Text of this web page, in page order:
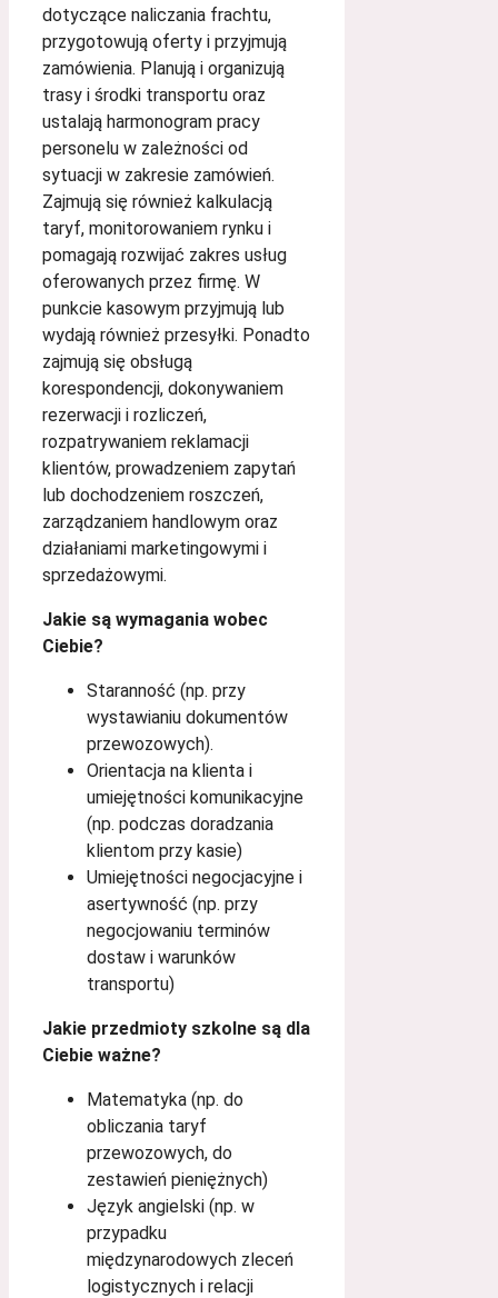
dotyczące naliczania frachtu,
przygotowują oferty i przyjmują
zamówienia. Planują i organizują
trasy i środki transportu oraz
ustalają harmonogram pracy
personelu w zależności od
sytuacji w zakresie zamówień.
Zajmują się również kalkulacją
taryf, monitorowaniem rynku i
pomagają rozwijać zakres usług
oferowanych przez firmę. W
punkcie kasowym przyjmują lub
wydają również przesyłki. Ponadto
zajmują się obsługą
korespondencji, dokonywaniem
rezerwacji i rozliczeń,
rozpatrywaniem reklamacji
klientów, prowadzeniem zapytań
lub dochodzeniem roszczeń,
zarządzaniem handlowym oraz
działaniami marketingowymi i
sprzedażowymi.
Jakie są wymagania wobec
Ciebie?
Staranność (np. przy
wystawianiu dokumentów
przewozowych).
Orientacja na klienta i
umiejętności komunikacyjne
(np. podczas doradzania
klientom przy kasie)
Umiejętności negocjacyjne i
asertywność (np. przy
negocjowaniu terminów
dostaw i warunków
transportu)
Jakie przedmioty szkolne są dla
Ciebie ważne?
Matematyka (np. do
obliczania taryf
przewozowych, do
zestawień pieniężnych)
Język angielski (np. w
przypadku
międzynarodowych zleceń
logistycznych i relacji